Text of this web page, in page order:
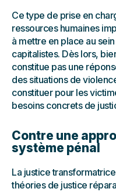
Ce type de prise en
ressources humaines
à mettre en place au
capitalistes. Dès lors,
constitue pas une
des situations de
constituer pour les
besoins concrets de
Contre une
système pénal
La justice
théories de justice